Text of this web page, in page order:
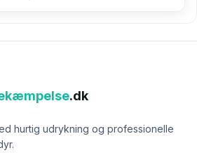
.dk
hurtig udrykning og professionelle